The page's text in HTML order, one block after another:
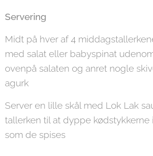
Servering
Midt på hver af 4
med salat eller babyspinat
ovenpå salaten og anret nogle
agurk
Server en lille skål med Lok Lak
tallerken til at dyppe kødstykkerne
som de spises